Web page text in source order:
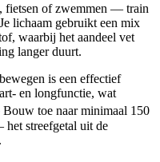
fietsen of zwemmen — train
lichaam gebruikt een mix
waarbij het aandeel vet
langer duurt.
is een effectief
en longfunctie, wat
Bouw toe naar minimaal 150
streefgetal uit de